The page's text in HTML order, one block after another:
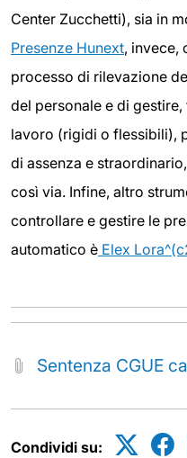
Center Zucchetti), sia in
Presenze Hunext, invece,
processo di rilevazione
del personale e di
lavoro (rigidi o flessibili),
di assenza e
così via. Infine, altro
controllare e gestire le
automatico è Elex
Sentenza CGUE
Condividi su: